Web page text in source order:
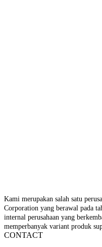
Kami merupakan salah satu
Corporation yang berawal pada
internal perusahaan yang
memperbanyak variant produk
CONTACT